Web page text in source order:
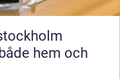
hem och